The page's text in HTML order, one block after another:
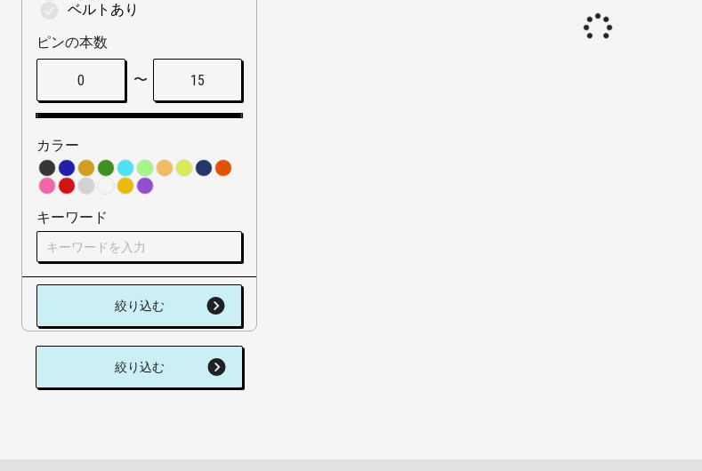
ベルトあり
ピンの本数
0 〜 15
カラー
キーワード
絞り込む
絞り込む